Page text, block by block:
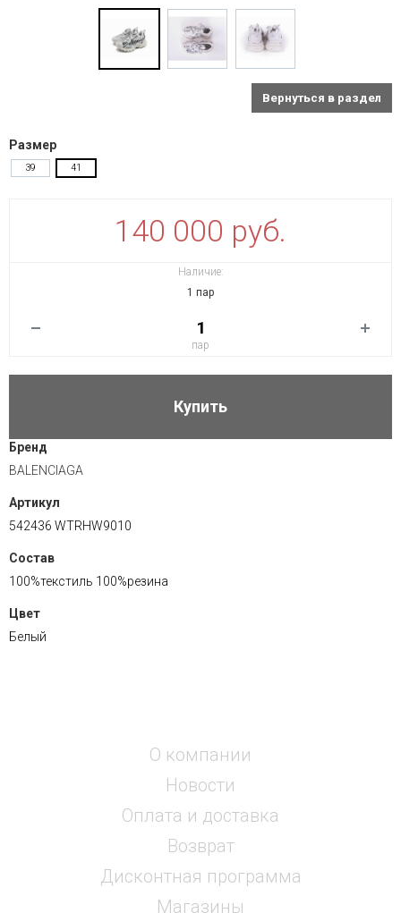
Вернуться в раздел
Размер
39 41
140 000 руб.
Наличие:
1 пар
пар
Купить
Бренд
BALENCIAGA
Артикул
542436 WTRHW9010
Состав
100%текстиль 100%резина
Цвет
Белый
О компании
Новости
Оплата и доставка
Возврат
Дисконтная программа
Магазины